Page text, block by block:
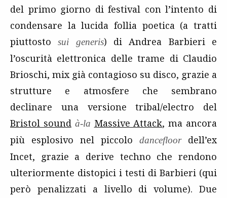
del primo giorno di festival con l’intento di
condensare la lucida follia poetica (a tratti
piuttostosui generis) di Andrea Barbieri e
l’oscurità elettronica delle trame di Claudio
Brioschi, mix già contagioso su disco, grazie a
strutture e atmosfere che sembrano
declinare una versione tribal/electro del
Bristol sound à-la Massive Attack, ma ancora
più esplosivo nel piccolo dancefloordell’ex
Incet, grazie a derive techno che rendono
ulteriormente distopici i testi di Barbieri (qui
però penalizzati a livello di volume). Due